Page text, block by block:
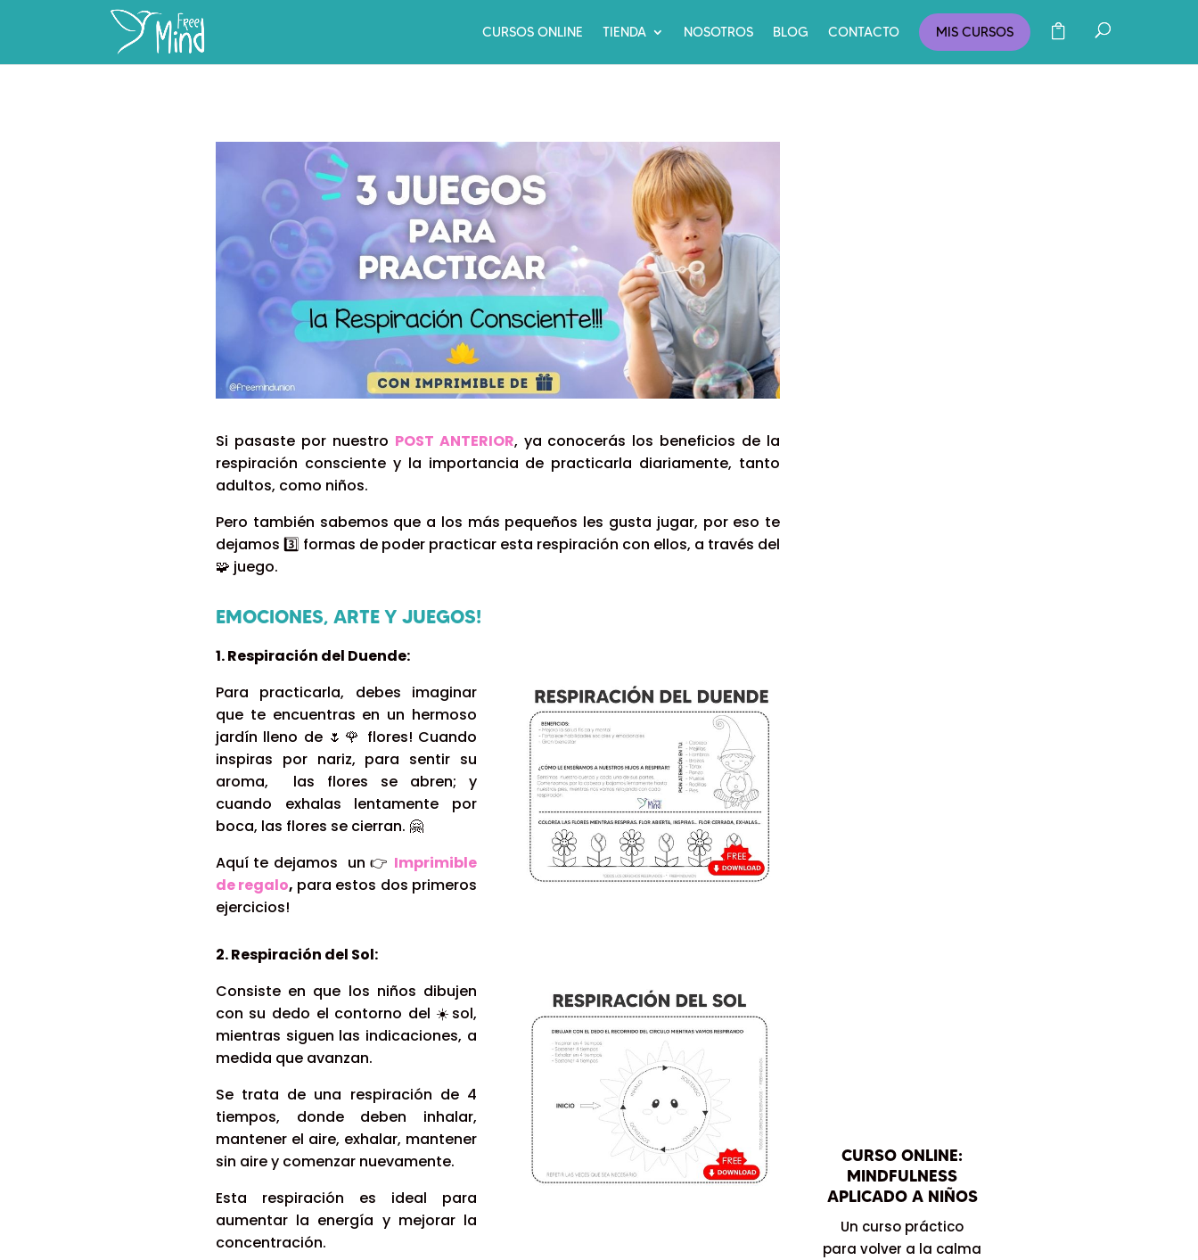
CURSOS ONLINE TIENDA NOSOTROS BLOG CONTACTO MIS CURSOS
Si pasaste por nuestro POST ANTERIOR, ya conocerás los beneficios de la
respiración consciente y la importancia de practicarla diariamente, tanto
adultos, como niños.
Pero también sabemos que a los más pequeños les gusta jugar, por eso te
dejamos 3️⃣ formas de poder practicar esta respiración con ellos, a través del
🧩 juego.
EMOCIONES, ARTE Y JUEGOS!
1. Respiración del Duende:
Para practicarla, debes imaginar
que te encuentras en un hermoso
jardín lleno de 🌷 🌹 flores! Cuando
inspiras por nariz, para sentir su
aroma, las flores se abren; y
cuando exhalas lentamente por
boca, las flores se cierran. 🤗
Aquí te dejamos un👉 Imprimible
de regalo, para estos dos primeros
ejercicios!
2. Respiración del Sol:
Consiste en que los niños dibujen
con su dedo el contorno del ☀️ sol,
mientras siguen las indicaciones, a
medida que avanzan.
Se trata de una respiración de 4
tiempos, donde deben inhalar,
mantener el aire, exhalar, mantener
sin aire y comenzar nuevamente.
Esta respiración es ideal para
aumentar la energía y mejorar la
concentración.
CURSO ONLINE:
MINDFULNESS
APLICADO A NIÑOS
Un curso práctico
para volver a la calma